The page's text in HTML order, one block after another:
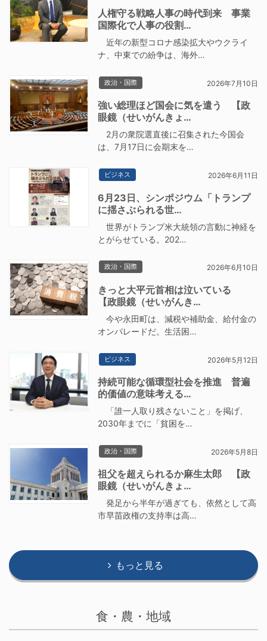
人権守る戦略人事の時代到来 事業
国際化で人事の役割…
近年の新型コロナ感染拡大やウクライ
ナ、中東での紛争は、海外…
政治・国際 2026年7月10日
強い総理ほど国会に気を遣う 【政
眼鏡（せいがんきょ…
2月の衆院選直後に召集された今国会
は、7月17日に会期末を…
ビジネス 2026年6月11日
6月23日、シンポジウム「トランプ
に揺さぶられる世…
世界がトランプ米大統領の言動に神経を
とがらせている。202…
政治・国際 2026年6月10日
きっと大平元首相は泣いている
【政眼鏡（せいがんき…
今や永田町は、減税や補助金、給付金の
オンパレードだ。生活困…
ビジネス 2026年5月12日
持続可能な循環型社会を推進 普遍
的価値の意味考える…
「誰一人取り残さないこと」を掲げ、
2030年までに「貧困を…
政治・国際 2026年5月8日
祖父を超えられるか麻生太郎 【政
眼鏡（せいがんきょ…
発足から半年が過ぎても、依然として高
市早苗政権の支持率は高…
もっと見る
食・農・地域